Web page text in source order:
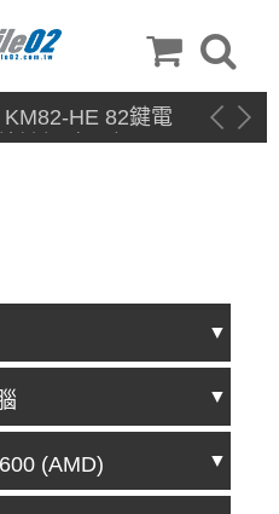
HE 82鍵電
鍵盤 產品網頁驅